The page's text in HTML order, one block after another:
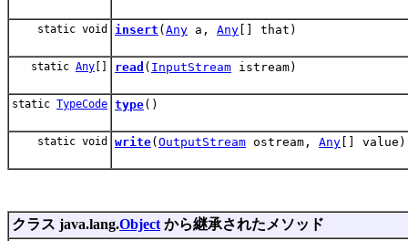
static void insert ( Any a, Any [] that)
static Any [] read ( InputStream istream)
static TypeCode type()
static void write( OutputStream ostream, Any [] value)
クラス java.lang.Object から継承されたメソッド